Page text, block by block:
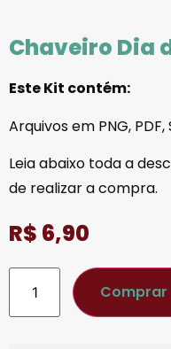
Chaveiro Dia
Este Kit contém:
Arquivos em PNG, PDF,
Leia abaixo toda a
de realizar a compra.
R$ 6,90
Comprar